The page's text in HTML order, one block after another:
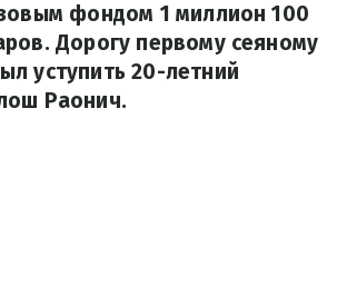
фондом 1 миллион 100
Дорогу первому сеяному
уступить 20-летний
Раонич.